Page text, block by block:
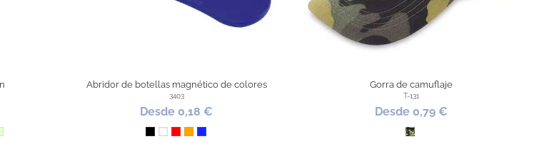
ClaroClaro
Abridor de botellas magnético de colores
3403
Desde 0,18 €
NegroBlanco
RojoNaranjaAzul Royal
Gorra de camuflaje
T-131
Desde 0,79 €
Camuflaje Bosque